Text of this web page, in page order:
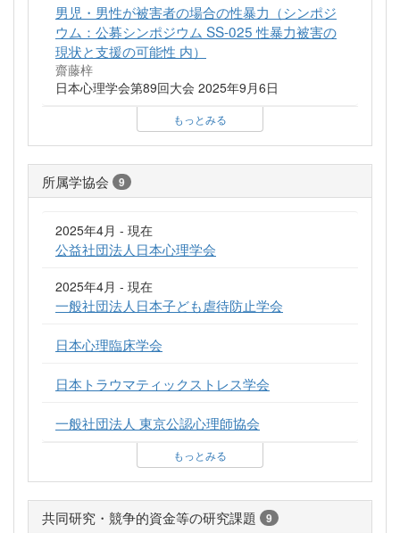
男児・男性が被害者の場合の性暴力（シンポジ
ウム：公募シンポジウム SS-025 性暴力被害の
現状と支援の可能性 内）
齋藤梓
日本心理学会第89回大会 2025年9月6日
もっとみる
所属学協会 9
2025年4月 - 現在
公益社団法人日本心理学会
2025年4月 - 現在
一般社団法人日本子ども虐待防止学会
日本心理臨床学会
日本トラウマティックストレス学会
一般社団法人 東京公認心理師協会
もっとみる
共同研究・競争的資金等の研究課題 9